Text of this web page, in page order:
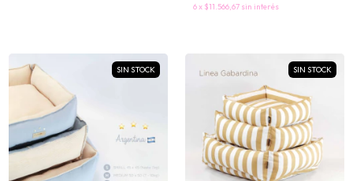
6x $11.566,67 sin interés
SIN STOCK SIN STOCK